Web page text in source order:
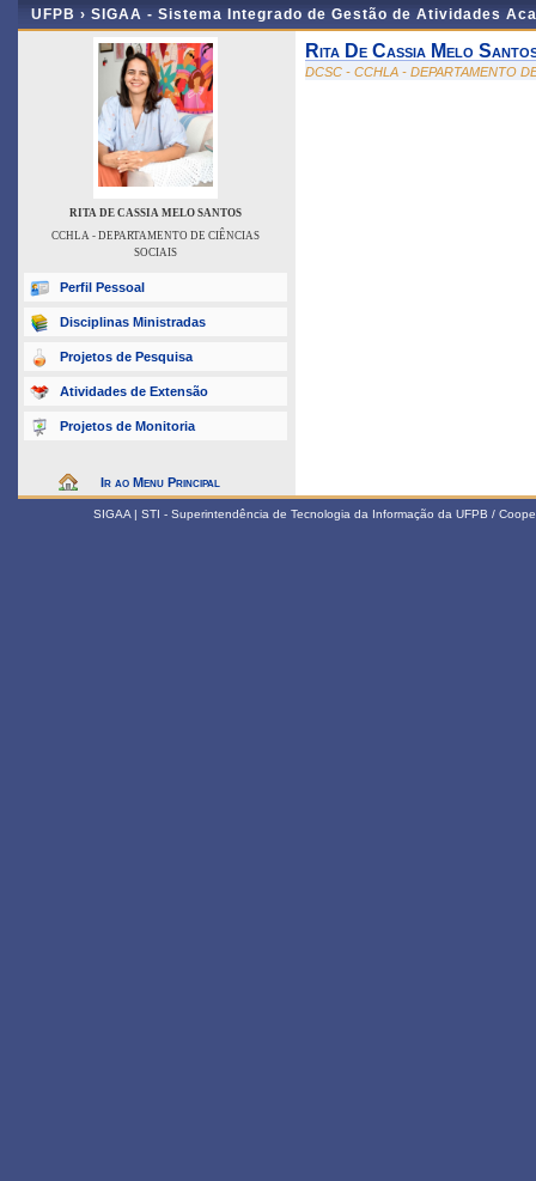
UFPB › SIGAA - Sistema Integrado de Gestão de Atividades
RITA DE CASSIA MELO SANTOS
CCHLA - DEPARTAMENTO DE CIÊNCIAS
SOCIAIS
Perfil Pessoal
Disciplinas Ministradas
Projetos de Pesquisa
Atividades de Extensão
Projetos de Monitoria
Ir ao Menu Principal
Rita De Cassia Melo
DCSC - CCHLA - DEPARTAMENTO
SIGAA | STI - Superintendência de Tecnologia da Informação da UFPB /